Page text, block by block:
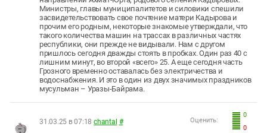
Министры, главы муниципалитетов и силовики спешили
засвидетельствовать свое почтение матери Кадырова и
прочим его родным, некоторые знакомые утверждали, что
такого количества машин на трассах в различных частях
республики, они прежде не видывали. Нам с другом
пришлось сегодня дважды стоять в пробках. Один раз 40 с
лишним минут, во второй «всего» 25. А еще сегодня часть
Грозного временно оставалась без электричества и
водоснабжения. И это в один из двух значимых праздников
мусульман – Уразы-Байрама.
0
0
Оценить:
31.03.25 в 07:18 chantal #